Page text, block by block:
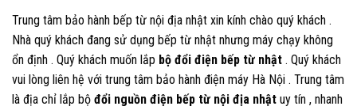
Trung tâm bảo hành bếp từ nội địa nhật xin kính chào quý khách .
Nhà quý khách đang sử dụng bếp từ nhật nhưng máy chạy không
ổn định . Quý khách muốn lắp bộ đổi điện bếp từ nhật . Quý khách
vui lòng liên hệ với trung tâm bảo hành điện máy Hà Nội . Trung tâm
là địa chỉ lắp bộ đổi nguồn điện bếp từ nội địa nhật uy tín , nhanh